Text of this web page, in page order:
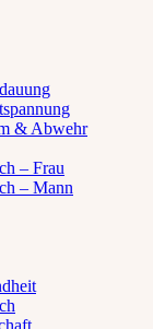
& Abwehr
– Frau
– Mann